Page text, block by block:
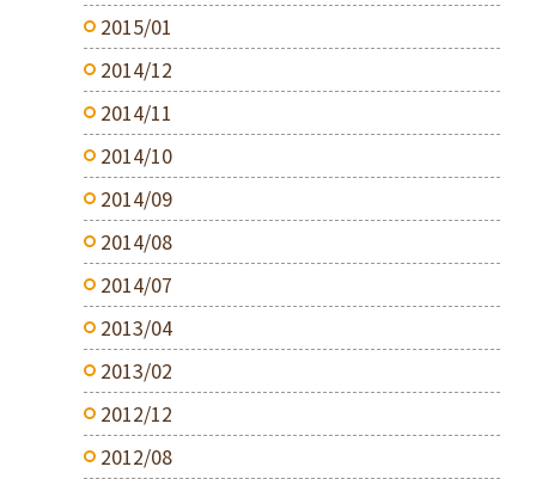
2015/01
2014/12
2014/11
2014/10
2014/09
2014/08
2014/07
2013/04
2013/02
2012/12
2012/08